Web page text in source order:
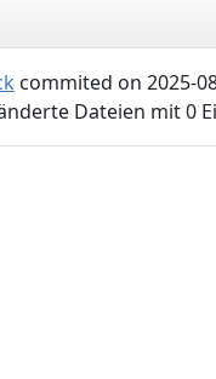
commited on 2025-
Dateien mit 0